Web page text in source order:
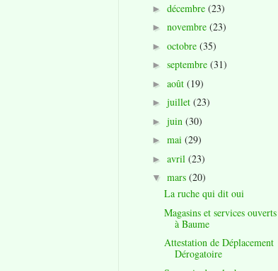
► décembre (23)
► novembre (23)
► octobre (35)
► septembre (31)
► août (19)
► juillet (23)
► juin (30)
► mai (29)
► avril (23)
▼ mars (20)
La ruche qui dit oui
Magasins et services ouverts
à Baume
Attestation de Déplacement
Dérogatoire